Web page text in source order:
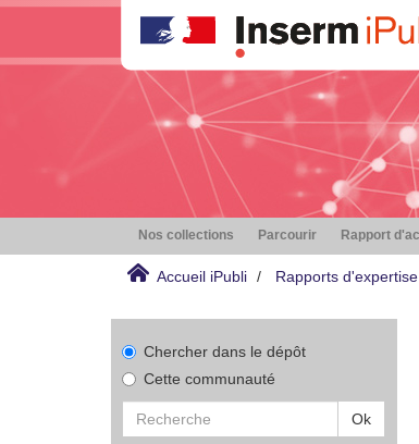
Nos collections Parcourir Rapport
Accueil iPubli Rapports
Chercher dans le dépôt
Cette communauté
Ok